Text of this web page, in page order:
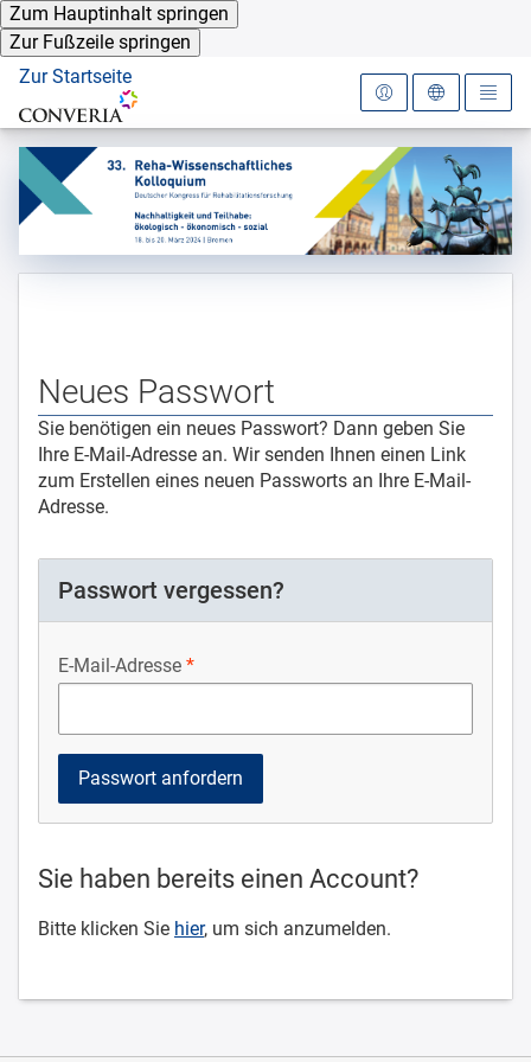
Zum Hauptinhalt springen
Zur Fußzeile springen
Zur Startseite
Startseite Anmeldung
AGB
Neues Passwort
Sie benötigen ein neues Passwort? Dann geben Sie
Ihre E-Mail-Adresse an. Wir senden Ihnen einen Link
zum Erstellen eines neuen Passworts an Ihre E-Mail-
Adresse.
Passwort vergessen?
E-Mail-Adresse
Sie haben bereits einen Account?
Bitte klicken Sie hier, um sich anzumelden.